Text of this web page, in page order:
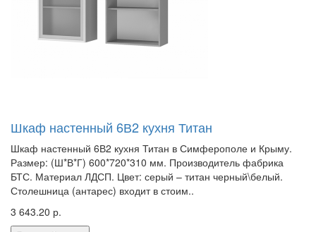
Шкаф настенный 6В2 кухня Титан
Шкаф настенный 6В2 кухня Титан в Симферополе и Крыму.
Размер: (Ш*В*Г) 600*720*310 мм. Производитель фабрика
БТС. Материал ЛДСП. Цвет: серый – титан черный\белый.
Столешница (антарес) входит в стоим..
3 643.20 р.